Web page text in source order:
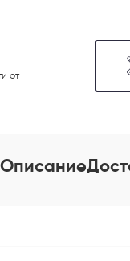
от
Описание